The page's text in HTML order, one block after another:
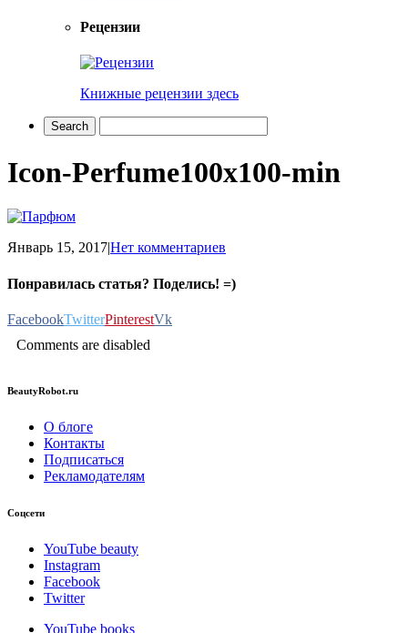
Рецензии
Книжные рецензии здесь
Icon-Perfume100x100-min
Январь 15, 2017|Нет комментариев
Понравилась статья? Поделись! =)
FacebookTwitterPinterestVk
Comments are disabled
BeautyRobot.ru
О блоге
Контакты
Подписаться
Рекламодателям
Соцсети
YouTube beauty
Instagram
Facebook
Twitter
YouTube books